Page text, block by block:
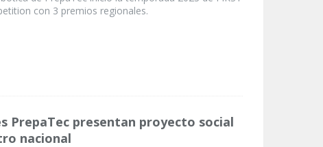
con 3 premios regionales.
PrepaTec presentan proyecto social
nacional